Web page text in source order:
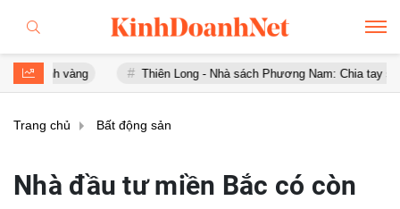
vàng Thiên Long - Nhà sách Phương Nam: Chia tay sau chưa
Trang chủ Bất động sản
Nhà đầu tư miền Bắc có còn